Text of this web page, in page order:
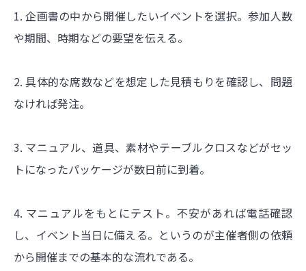
1. 企画書の中から開催したいイベントを選択。参加人数
や期間、時期などの要望を伝える。
2. 具体的な席数などを想定した見積もりを確認し、問題
なければ発注。
3. マニュアル、道具、素材やテーブルクロスなどがセッ
トになったパッケージが数日前に到着。
4. マニュアルをもとにテスト。不安があれば電話確認
し、イベント当日に備える。というのが主催者側の依頼
から開催までの基本的な流れである。